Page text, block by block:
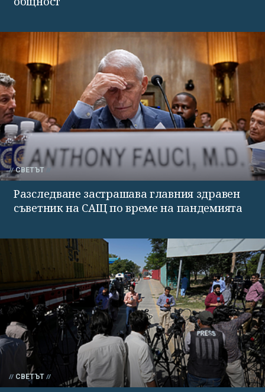
СВЕТЪТ
Разследване застрашава главния здравен
съветник на САЩ по време на пандемията
СВЕТЪТ